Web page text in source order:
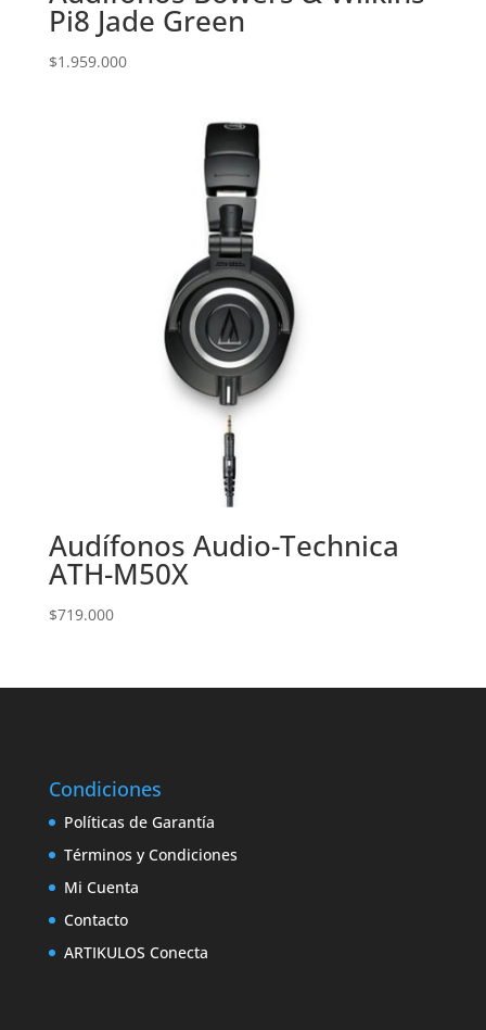
Pi8 Jade Green
$1.959.000
Audífonos Audio-Technica
ATH-M50X
$719.000
Condiciones
Políticas de Garantía
Términos y Condiciones
Mi Cuenta
Contacto
ARTIKULOS Conecta